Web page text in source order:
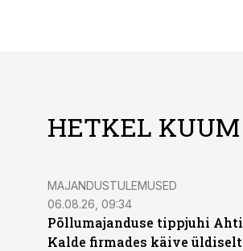
HETKEL KUUM
MAJANDUSTULEMUSED
06.08.26, 09:34
Põllumajanduse tippjuhi Ahti
Kalde firmades käive üldiselt